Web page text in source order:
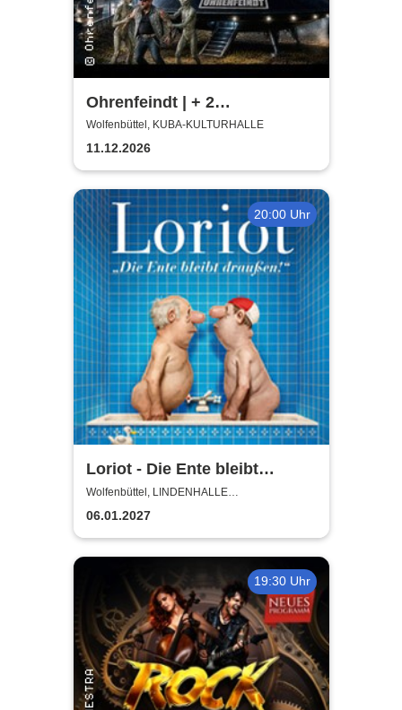
Ohrenfeindt | + 2
Supportbands
Wolfenbüttel, KUBA-KULTURHALLE
11.12.2026
20:00 Uhr
Loriot - Die Ente bleibt
draußen!
Wolfenbüttel, LINDENHALLE
WOLFENBÜTTEL
06.01.2027
19:30 Uhr